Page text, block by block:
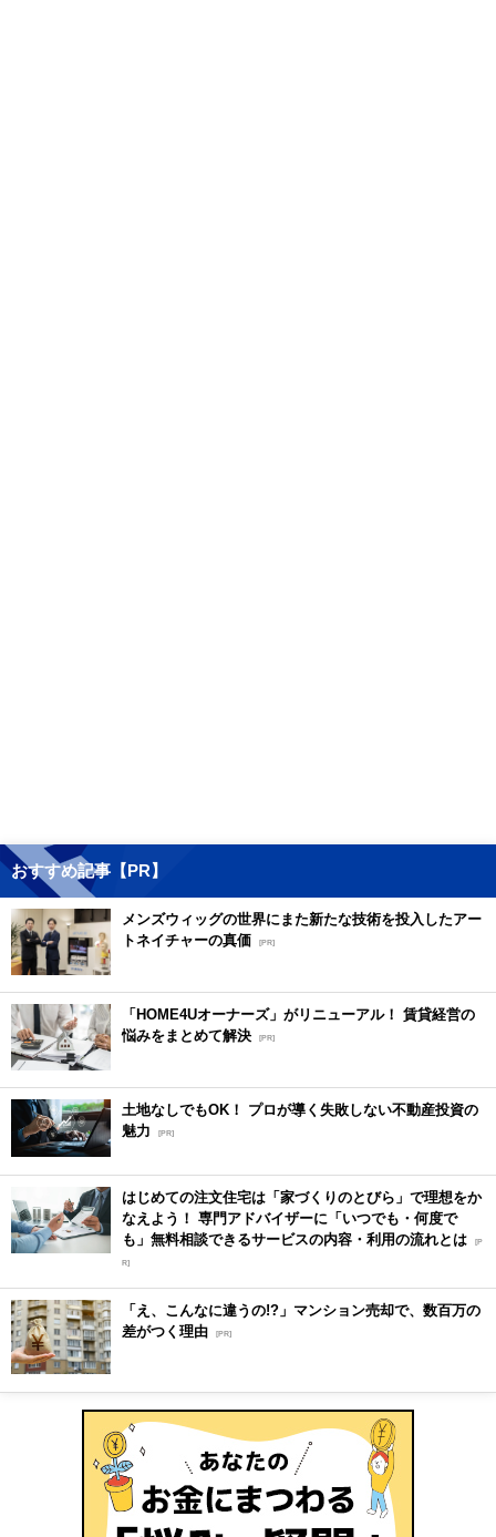
おすすめ記事【PR】
メンズウィッグの世界にまた新たな技術を投入したアー
トネイチャーの真価 [PR]
「HOME4Uオーナーズ」がリニューアル！ 賃貸経営の
悩みをまとめて解決 [PR]
土地なしでもOK！ プロが導く失敗しない不動産投資の
魅力
[PR]
はじめての注文住宅は「家づくりのとびら」で理想をか
なえよう！ 専門アドバイザーに「いつでも・何度で
も」無料相談できるサービスの内容・利用の流れとは [P
R]
「え、こんなに違うの!?」マンション売却で、数百万の
差がつく理由 [PR]